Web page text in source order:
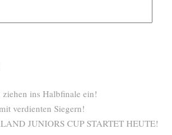
ins Halbfinale ein!
verdienten Siegern!
JUNIORS CUP STARTET HEUTE!